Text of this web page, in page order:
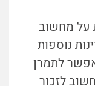
על מחשוב
נוספות
לתמרן
לזכור